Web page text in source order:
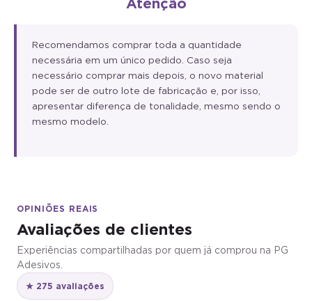
Atenção
Recomendamos comprar toda a quantidade
necessária em um único pedido. Caso seja
necessário comprar mais depois, o novo material
pode ser de outro lote de fabricação e, por isso,
apresentar diferença de tonalidade, mesmo sendo o
mesmo modelo.
OPINIÕES REAIS
Avaliações de clientes
Experiências compartilhadas por quem já comprou na PG
Adesivos.
★ 275 avaliações